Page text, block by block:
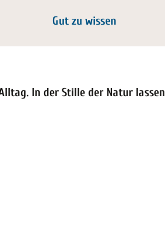
Gut zu wissen
In der Stille der Natur lassen